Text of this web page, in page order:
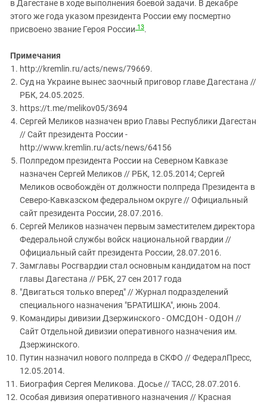
в Дагестане в ходе выполнения боевой задачи. В декабре
этого же года указом президента России ему посмертно
присвоено звание Героя России 13.
Примечания
http://kremlin.ru/acts/news/79669.
Суд на Украине вынес заочный приговор главе Дагестана //
РБК, 24.05.2025.
https://t.me/melikov05/3694
Сергей Меликов назначен врио Главы Республики Дагестан
// Сайт президента России -
http://www.kremlin.ru/acts/news/64156
Полпредом президента России на Северном Кавказе
назначен Сергей Меликов // РБК, 12.05.2014; Сергей
Меликов освобождён от должности полпреда Президента в
Северо-Кавказском федеральном округе // Официальный
сайт президента России, 28.07.2016.
Сергей Меликов назначен первым заместителем директора
Федеральной службы войск национальной гвардии //
Официальный сайт президента России, 28.07.2016.
Замглавы Росгвардии стал основным кандидатом на пост
главы Дагестана // РБК, 27 сен 2017 года
"Двигаться только вперед" // Журнал подразделений
специального назначения "БРАТИШКА", июнь 2004.
Командиры дивизии Дзержинского - ОМСДОН - ОДОН //
Сайт Отдельной дивизии оперативного назначения им.
Дзержинского.
Путин назначил нового полпреда в СКФО // ФедералПресс,
12.05.2014.
Биография Сергея Меликова. Досье // ТАСС, 28.07.2016.
Особая дивизия оперативного назначения // Красная